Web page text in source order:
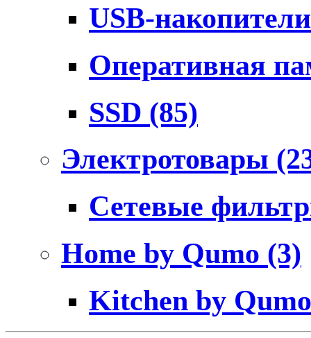
USB-
Оперативная
SSD (85)
Электротовары
Сетевые
Home by Qumo (3)
Kitchen by